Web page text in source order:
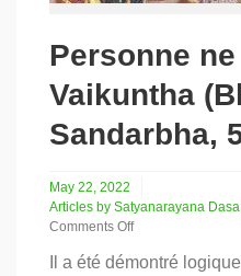
Personne
Vaikuntha
Sandarbha,
May 22, 2022
Articles by Satyanarayana Dasa
Comments Off
Personne
Il a été démontré